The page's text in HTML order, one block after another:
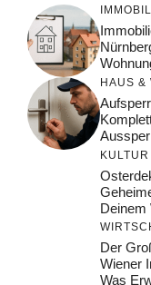
HAUS &
KULTUR
Deinem
Der
Wiener
Was